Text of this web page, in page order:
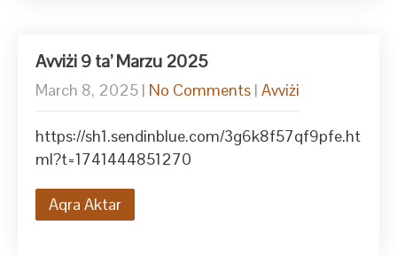
Avviżi 9 ta’ Marzu 2025
March 8, 2025 | No Comments | Avviżi
https://sh1.sendinblue.com/3g6k8f57qf9pfe.ht
ml?t=1741444851270
Aqra Aktar